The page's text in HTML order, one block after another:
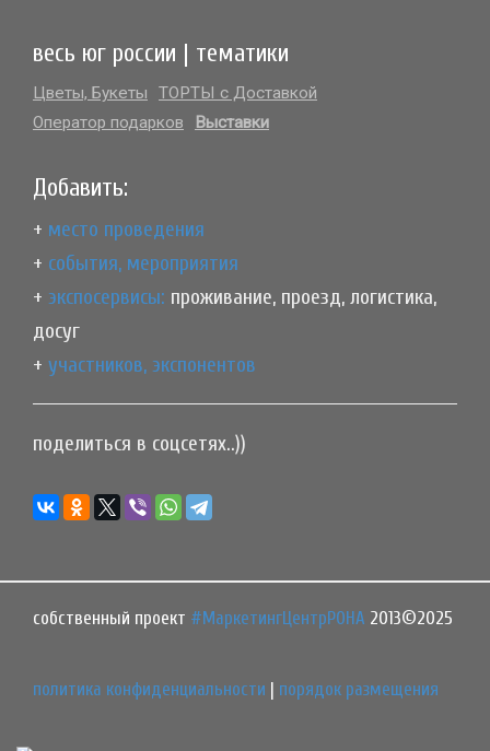
весь юг россии | тематики
Цветы, Букеты
ТОРТЫ с Доставкой
Оператор подарков
Выставки
Добавить:
+ место проведения
+ события, мероприятия
+ экспосервисы: проживание, проезд, логистика,
досуг
+ участников, экспонентов
поделиться в соцсетях..))
собственный проект #МаркетингЦентрРОНА 2013©2025
политика конфиденциальности порядок размещения